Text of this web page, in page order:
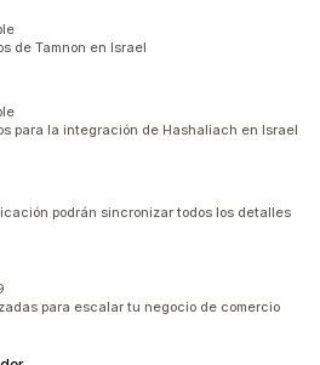
de Tamnon en Israel
para la integración de Hashaliach en Israel
podrán sincronizar todos los detalles
para escalar tu negocio de comercio